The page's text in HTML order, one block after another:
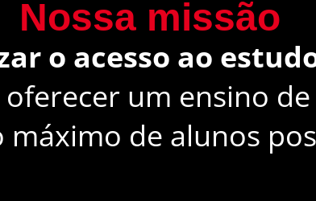
Nossa missão
o acesso ao
oferecer um ensino
máximo de alunos